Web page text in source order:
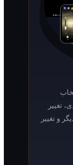
تغییر
و تغییر